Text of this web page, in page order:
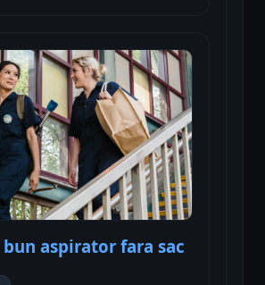
bun aspirator fara sac